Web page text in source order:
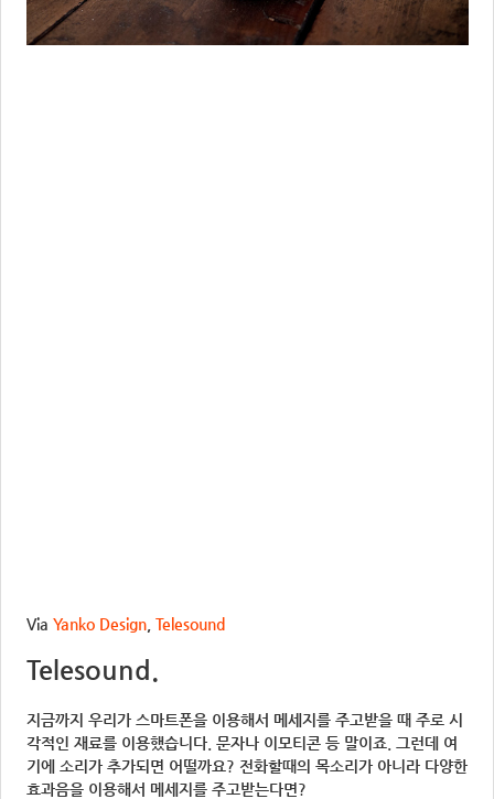
Via Yanko Design Telesound
Telesound.
지금까지 우리가 스마트폰을 이용해서 메세지를 주고받을 때 주로 시
각적인 재료를 이용했습니다. 문자나 이모티콘 등 말이죠. 그런데 여
기에 소리가 추가되면 어떨까요? 전화할때의 목소리가 아니라 다양한
효과음을 이용해서 메세지를 주고받는다면?